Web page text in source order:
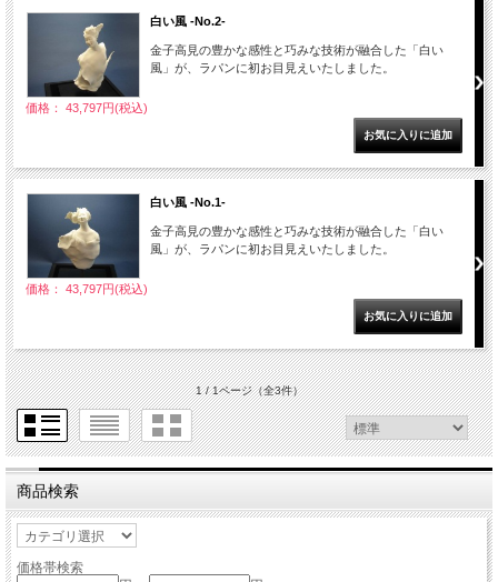
白い風 -No.2-
金子高見の豊かな感性と巧みな技術が融合した「白い
風」が、ラパンに初お目見えいたしました。
価格： 43,797円(税込)
白い風 -No.1-
金子高見の豊かな感性と巧みな技術が融合した「白い
風」が、ラパンに初お目見えいたしました。
価格： 43,797円(税込)
1 / 1ページ（全3件）
商品検索
価格帯検索